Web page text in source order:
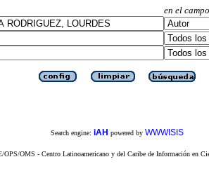
en el campo
Search engine: iAH powered by WWWISIS
OPS/OMS - Centro Latinoamericano y del Caribe de Información en